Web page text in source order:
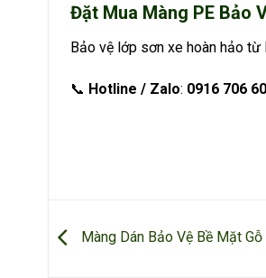
Đặt Mua Màng PE Bảo
Bảo vệ lớp sơn xe hoàn hảo từ
📞 Hotline / Zalo: 0916 706
Màng Dán Bảo Vệ Bề Mặt Gỗ